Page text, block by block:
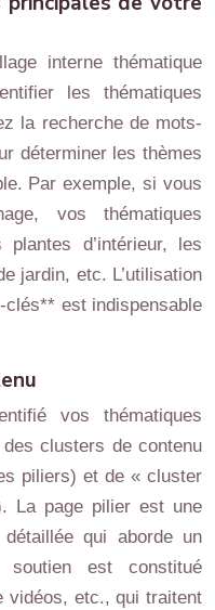
interne thématique
les thématiques
la recherche de mots-
déterminer les thèmes
Par exemple, si vous
vos thématiques
d’intérieur, les
jardin, etc. L’utilisation
clés** est indispensable
vos thématiques
clusters de contenu
piliers) et de « cluster
La page pilier est une
qui aborde un
est constitué
vidéos, etc., qui traitent